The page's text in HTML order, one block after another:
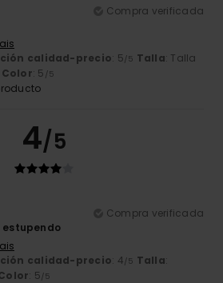
Compra verificada
calidad-precio: 5/5 Talla: Talla
Color: 5 /5
4/5
Compra verificada
estupendo
calidad-precio: 4/5 Talla:
: 5/5